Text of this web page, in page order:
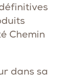
Chemin
dans sa